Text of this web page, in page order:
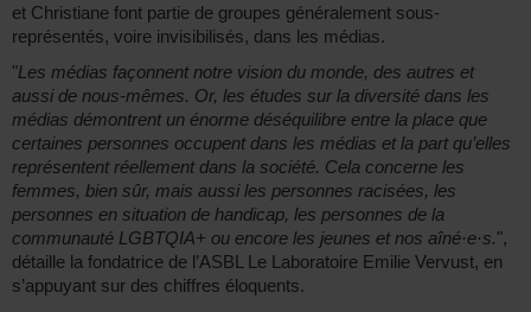
et Christiane font partie de groupes généralement sous-
représentés, voire invisibilisés, dans les médias.
"Les médias façonnent notre vision du monde, des autres et
aussi de nous-mêmes. Or, les études sur la diversité dans les
médias démontrent un énorme déséquilibre entre la place que
certaines personnes occupent dans les médias et la part qu’elles
représentent réellement dans la société. Cela concerne les
femmes, bien sûr, mais aussi les personnes racisées, les
personnes en situation de handicap, les personnes de la
communauté LGBTQIA+ ou encore les jeunes et nos aîné·e·s.",
détaille la fondatrice de l’ASBL Le Laboratoire Emilie Vervust, en
s’appuyant sur des chiffres éloquents.